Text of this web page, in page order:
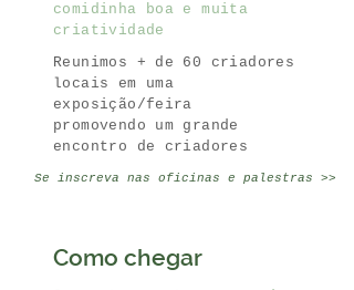
comidinha boa e muita
criatividade
Reunimos + de 60 criadores
locais em uma
exposição/feira
promovendo um grande
encontro de criadores
Se inscreva nas oficinas e palestras >>
Como chegar